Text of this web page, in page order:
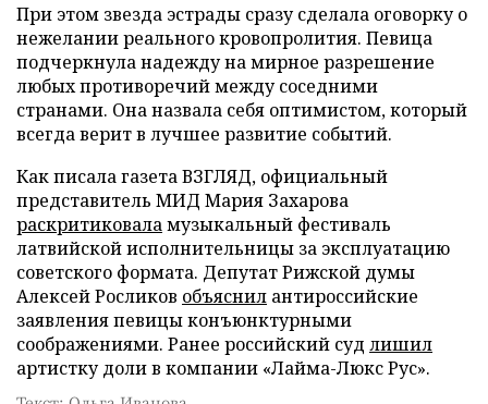
При этом звезда эстрады сразу сделала оговорку о
нежелании реального кровопролития. Певица
подчеркнула надежду на мирное разрешение
любых противоречий между соседними
странами. Она назвала себя оптимистом, который
всегда верит в лучшее развитие событий.
Как писала газета ВЗГЛЯД, официальный
представитель МИД Мария Захарова
раскритиковаламузыкальный фестиваль
латвийской исполнительницы за эксплуатацию
советского формата. Депутат Рижской думы
Алексей Росликов объяснил антироссийские
заявления певицы конъюнктурными
соображениями. Ранее российский суд лишил
артистку доли в компании «Лайма-Люкс Рус».